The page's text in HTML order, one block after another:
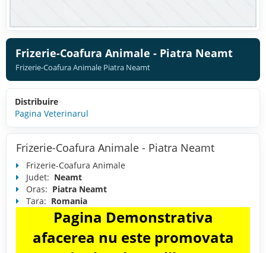
Frizerie-Coafura Animale - Piatra Neamt
Frizerie-Coafura Animale Piatra Neamt
Distribuire
Pagina Veterinarul
Frizerie-Coafura Animale - Piatra Neamt
Frizerie-Coafura Animale
Judet: Neamt
Oras: Piatra Neamt
Tara: Romania
Pagina Demonstrativa
afacerea nu este promovata